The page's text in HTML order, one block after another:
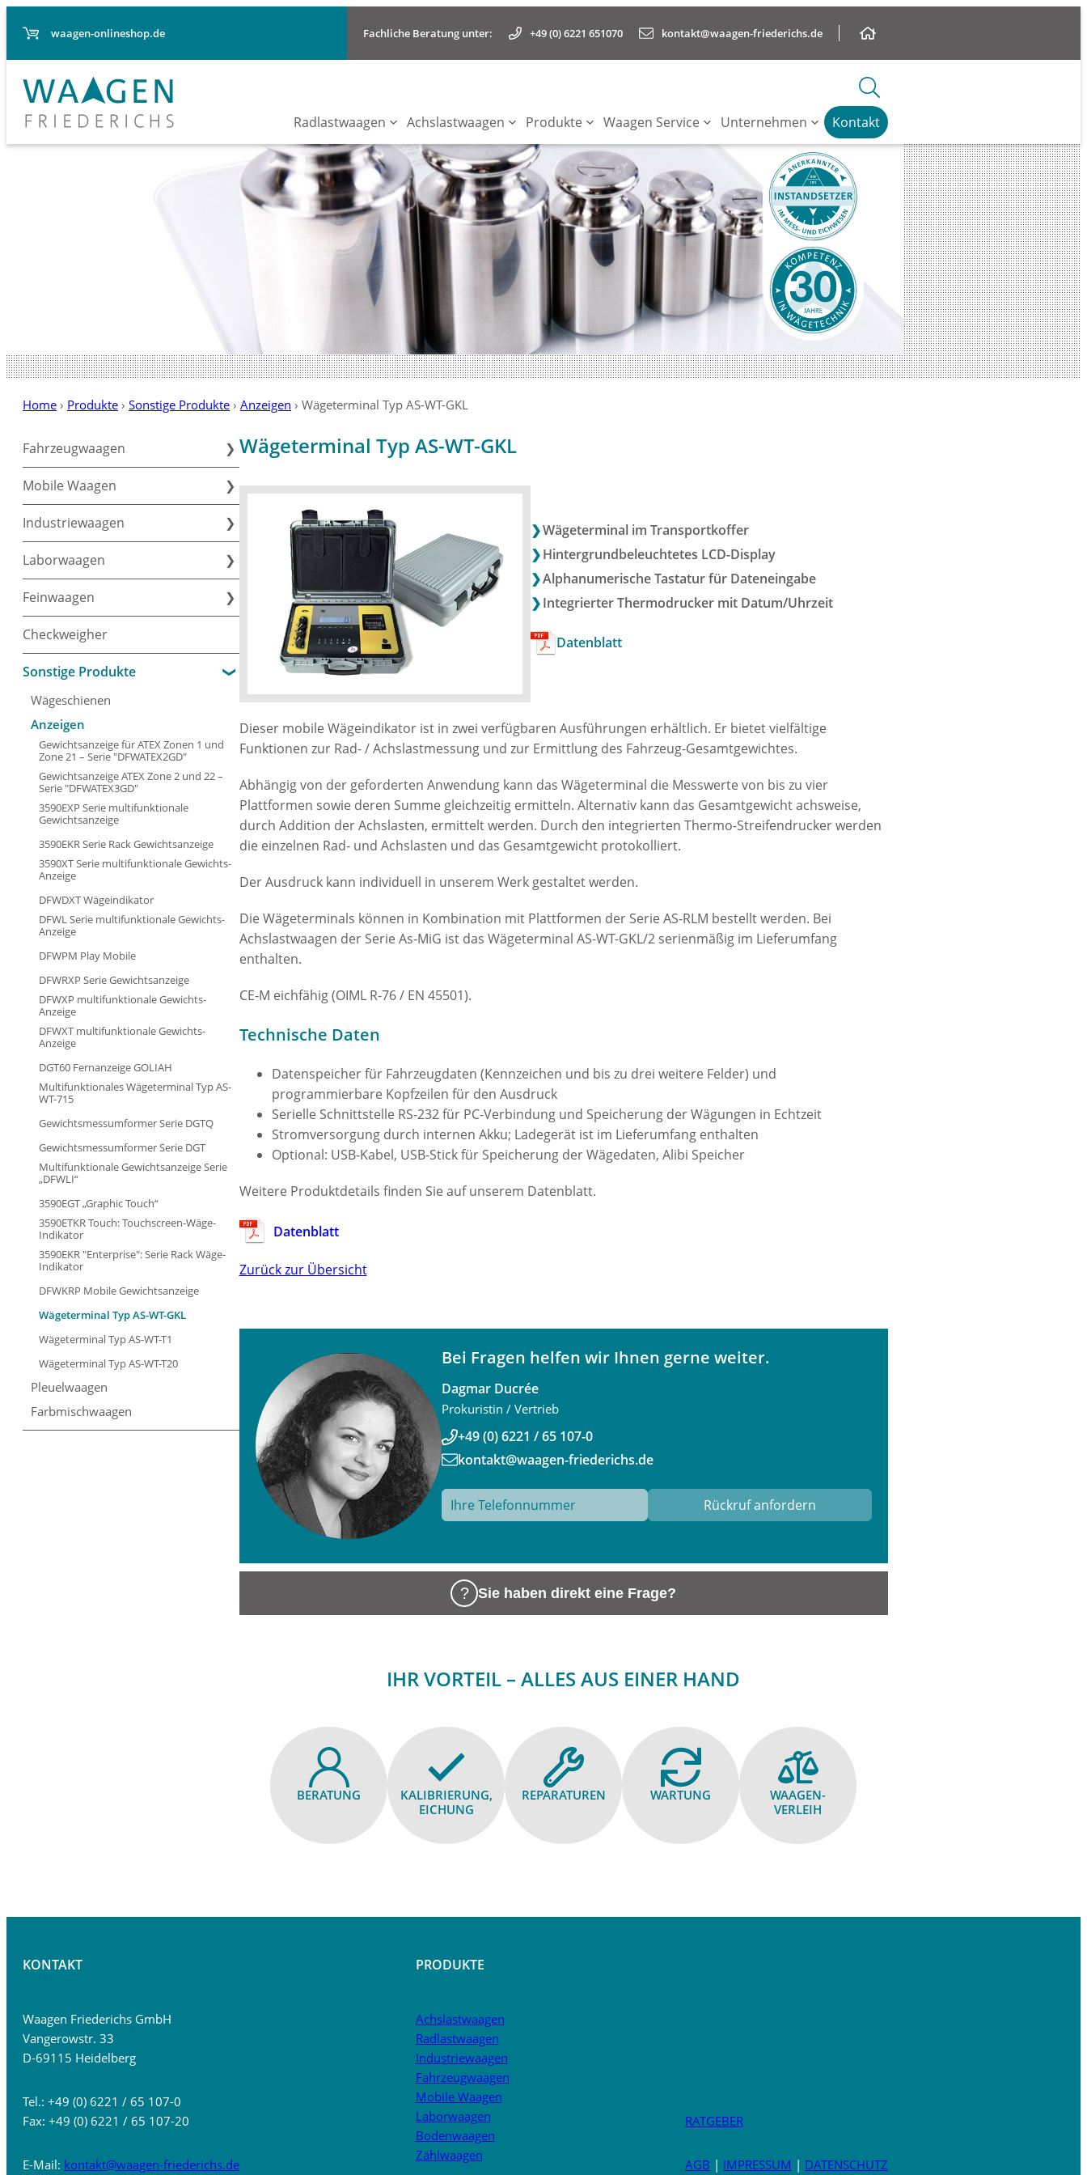
waagen-onlineshop.de Fachliche Beratung unter: +49 (0) 6221 651070 kontakt@waagen-friederichs.de
Radlastwaagen Achslastwaagen Produkte Waagen Service Unternehmen Kontakt
Home › Produkte › Sonstige Produkte › Anzeigen › Wägeterminal Typ AS-WT-GKL
Fahrzeugwaagen
Mobile Waagen
Industriewaagen
Laborwaagen
Feinwaagen
Checkweigher
Sonstige Produkte
Wägeschienen
Anzeigen
Gewichtsanzeige für ATEX Zonen 1 und
Zone 21 – Serie "DFWATEX2GD"
Gewichtsanzeige ATEX Zone 2 und 22 –
Serie "DFWATEX3GD"
3590EXP Serie multifunktionale
Gewichtsanzeige
3590EKR Serie Rack Gewichtsanzeige
3590XT Serie multifunktionale Gewichts-
Anzeige
DFWDXT Wägeindikator
DFWL Serie multifunktionale Gewichts-
Anzeige
DFWPM Play Mobile
DFWRXP Serie Gewichtsanzeige
DFWXP multifunktionale Gewichts-
Anzeige
DFWXT multifunktionale Gewichts-
Anzeige
DGT60 Fernanzeige GOLIAH
Multifunktionales Wägeterminal Typ AS-
WT-715
Gewichtsmessumformer Serie DGTQ
Gewichtsmessumformer Serie DGT
Multifunktionale Gewichtsanzeige Serie
„DFWLI“
3590EGT „Graphic Touch“
3590ETKR Touch: Touchscreen-Wäge-
Indikator
3590EKR "Enterprise": Serie Rack Wäge-
Indikator
DFWKRP Mobile Gewichtsanzeige
Wägeterminal Typ AS-WT-GKL
Wägeterminal Typ AS-WT-T1
Wägeterminal Typ AS-WT-T20
Pleuelwaagen
Farbmischwaagen
Wägeterminal Typ AS-WT-GKL
Wägeterminal im Transportkoffer
Hintergrundbeleuchtetes LCD-Display
Alphanumerische Tastatur für Dateneingabe
Integrierter Thermodrucker mit Datum/Uhrzeit
Datenblatt
Dieser mobile Wägeindikator ist in zwei verfügbaren Ausführungen erhältlich. Er bietet vielfältige
Funktionen zur Rad- / Achslastmessung und zur Ermittlung des Fahrzeug-Gesamtgewichtes.
Abhängig von der geforderten Anwendung kann das Wägeterminal die Messwerte von bis zu vier
Plattformen sowie deren Summe gleichzeitig ermitteln. Alternativ kann das Gesamtgewicht achsweise,
durch Addition der Achslasten, ermittelt werden. Durch den integrierten Thermo-Streifendrucker werden
die einzelnen Rad- und Achslasten und das Gesamtgewicht protokolliert.
Der Ausdruck kann individuell in unserem Werk gestaltet werden.
Die Wägeterminals können in Kombination mit Plattformen der Serie AS-RLM bestellt werden. Bei
Achslastwaagen der Serie As-MiG ist das Wägeterminal AS-WT-GKL/2 serienmäßig im Lieferumfang
enthalten.
CE-M eichfähig (OIML R-76 / EN 45501).
Technische Daten
Datenspeicher für Fahrzeugdaten (Kennzeichen und bis zu drei weitere Felder) und
programmierbare Kopfzeilen für den Ausdruck
Serielle Schnittstelle RS-232 für PC-Verbindung und Speicherung der Wägungen in Echtzeit
Stromversorgung durch internen Akku; Ladegerät ist im Lieferumfang enthalten
Optional: USB-Kabel, USB-Stick für Speicherung der Wägedaten, Alibi Speicher
Weitere Produktdetails finden Sie auf unserem Datenblatt.
Datenblatt
Zurück zur Übersicht
Bei Fragen helfen wir Ihnen gerne weiter.
Dagmar Ducrée
Prokuristin / Vertrieb
+49 (0) 6221 / 65 107-0
kontakt@waagen-friederichs.de
Sie haben direkt eine Frage?
IHR VORTEIL – ALLES AUS EINER HAND
BERATUNG
KALIBRIE­RUNG,
EICHUNG
REPARA­TUREN WARTUNG
WAAGEN­
VERLEIH
KONTAKT
Waagen Friederichs GmbH
Vangerowstr. 33
D-69115 Heidelberg
Tel.: +49 (0) 6221 / 65 107-0
Fax: +49 (0) 6221 / 65 107-20
E-Mail: kontakt@waagen-friederichs.de
PRODUKTE
Achslastwaagen
Radlastwaagen
Industriewaagen
Fahrzeugwaagen
Mobile Waagen
Laborwaagen
Bodenwaagen
Zählwaagen
RATGEBER
AGB | IMPRESSUM | DATENSCHUTZ